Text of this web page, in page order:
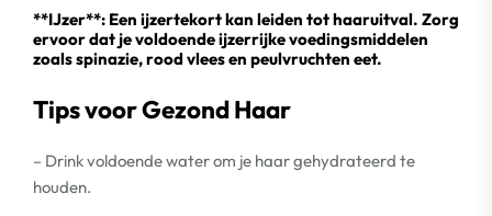
**IJzer**: Een ijzertekort kan leiden tot haaruitval. Zorg
ervoor dat je voldoende ijzerrijke voedingsmiddelen
zoals spinazie, rood vlees en peulvruchten eet.
Tips voor Gezond Haar
– Drink voldoende water om je haar gehydrateerd te
houden.